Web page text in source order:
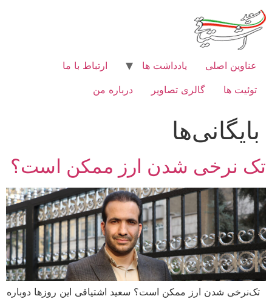
پرش
به
محتوا
عناوین اصلی یادداشت ها
ارتباط با ما
توئیت ها
گالری تصاویر درباره من
بایگانی‌ها
تک نرخی شدن ارز ممکن است؟
تک‌نرخی شدن ارز ممکن است؟ سعید اشتیاقی این روزها دوباره